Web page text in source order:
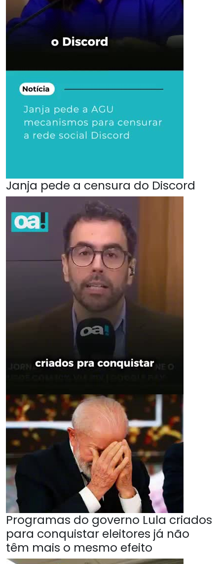
Janja pede a censura do Discord
Programas do governo Lula criados
para conquistar eleitores já não
têm mais o mesmo efeito